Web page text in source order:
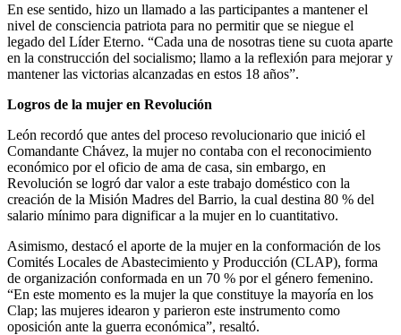
En ese sentido, hizo un llamado a las participantes a mantener el
nivel de consciencia patriota para no permitir que se niegue el
legado del Líder Eterno. “Cada una de nosotras tiene su cuota aparte
en la construcción del socialismo; llamo a la reflexión para mejorar y
mantener las victorias alcanzadas en estos 18 años”.
Logros de la mujer en Revolución
León recordó que antes del proceso revolucionario que inició el
Comandante Chávez, la mujer no contaba con el reconocimiento
económico por el oficio de ama de casa, sin embargo, en
Revolución se logró dar valor a este trabajo doméstico con la
creación de la Misión Madres del Barrio, la cual destina 80 % del
salario mínimo para dignificar a la mujer en lo cuantitativo.
Asimismo, destacó el aporte de la mujer en la conformación de los
Comités Locales de Abastecimiento y Producción (CLAP), forma
de organización conformada en un 70 % por el género femenino.
“En este momento es la mujer la que constituye la mayoría en los
Clap; las mujeres idearon y parieron este instrumento como
oposición ante la guerra económica”, resaltó.